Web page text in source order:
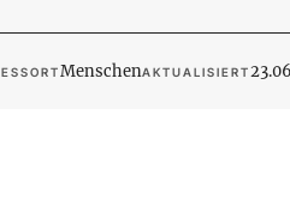
MenschenAKTUALISIERT